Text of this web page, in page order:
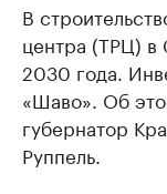
В
центра (ТРЦ) в
2030 года.
«Шаво». Об
губернатор
Руппель.